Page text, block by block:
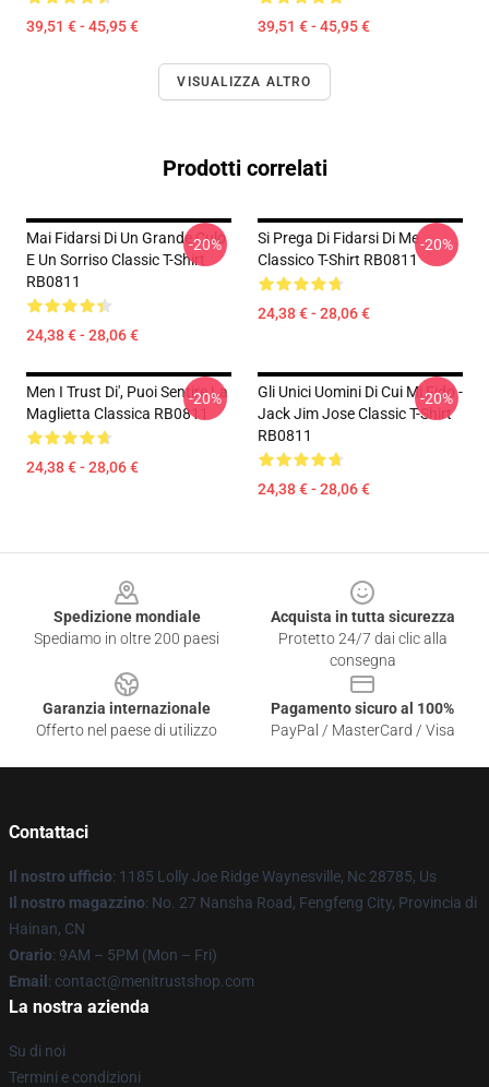
39,51 € - 45,95 € 39,51 € - 45,95 €
VISUALIZZA ALTRO
Prodotti correlati
Mai Fidarsi Di Un Grande Culo
E Un Sorriso Classic T-Shirt
RB0811
24,38 € - 28,06 €
-20%
Si Prega Di Fidarsi Di Me
Classico T-Shirt RB0811
24,38 € - 28,06 €
-20%
Men I Trust Di', Puoi Sentire La
Maglietta Classica RB0811
24,38 € - 28,06 €
-20%
Gli Unici Uomini Di Cui Mi Fido -
Jack Jim Jose Classic T-Shirt
RB0811
24,38 € - 28,06 €
-20%
Spedizione mondiale
Spediamo in oltre 200 paesi
Acquista in tutta sicurezza
Protetto 24/7 dai clic alla
consegna
Garanzia internazionale
Offerto nel paese di utilizzo
Pagamento sicuro al 100%
PayPal / MasterCard / Visa
Contattaci
Il nostro ufficio: 1185 Lolly Joe Ridge Waynesville, Nc 28785, Us
Il nostro magazzino: No. 27 Nansha Road, Fengfeng City, Provincia di
Hainan, CN
Orario: 9AM – 5PM (Mon – Fri)
Email : contact@menitrustshop.com
La nostra azienda
Su di noi
Termini e condizioni